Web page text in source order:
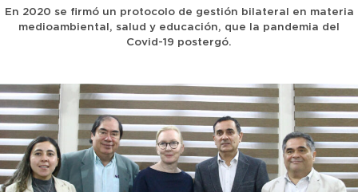
En 2020 se firmó un protocolo de gestión bilateral en materia
medioambiental, salud y educación, que la pandemia del
Covid-19 postergó.